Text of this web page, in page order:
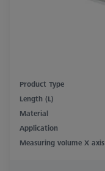
Product Type
Length (L)
Material
Application
Measuring volume X axis